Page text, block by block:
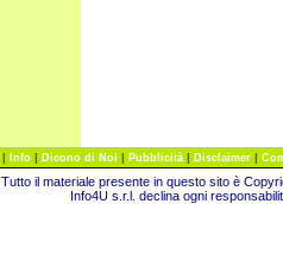
| Info | Dicono di Noi | Pubblicità | Disclaimer |
Tutto il materiale presente in questo sito è
Info4U s.r.l. declina ogni